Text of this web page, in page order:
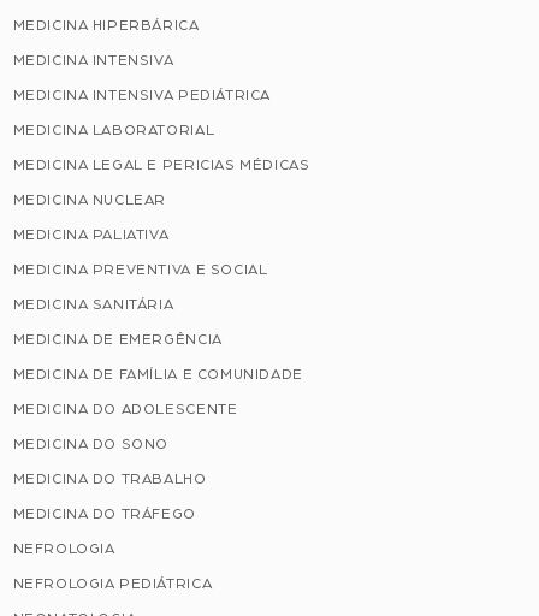
MEDICINA HIPERBÁRICA
MEDICINA INTENSIVA
MEDICINA INTENSIVA PEDIÁTRICA
MEDICINA LABORATORIAL
MEDICINA LEGAL E PERICIAS MÉDICAS
MEDICINA NUCLEAR
MEDICINA PALIATIVA
MEDICINA PREVENTIVA E SOCIAL
MEDICINA SANITÁRIA
MEDICINA DE EMERGÊNCIA
MEDICINA DE FAMÍLIA E COMUNIDADE
MEDICINA DO ADOLESCENTE
MEDICINA DO SONO
MEDICINA DO TRABALHO
MEDICINA DO TRÁFEGO
NEFROLOGIA
NEFROLOGIA PEDIÁTRICA